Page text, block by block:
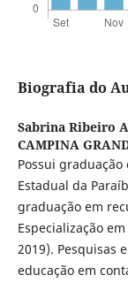
Biografia do
Sabrina Ribeiro
CAMPINA
Possui
Estadual da
graduação em
Especialização
2019). Pesquisas
educação em